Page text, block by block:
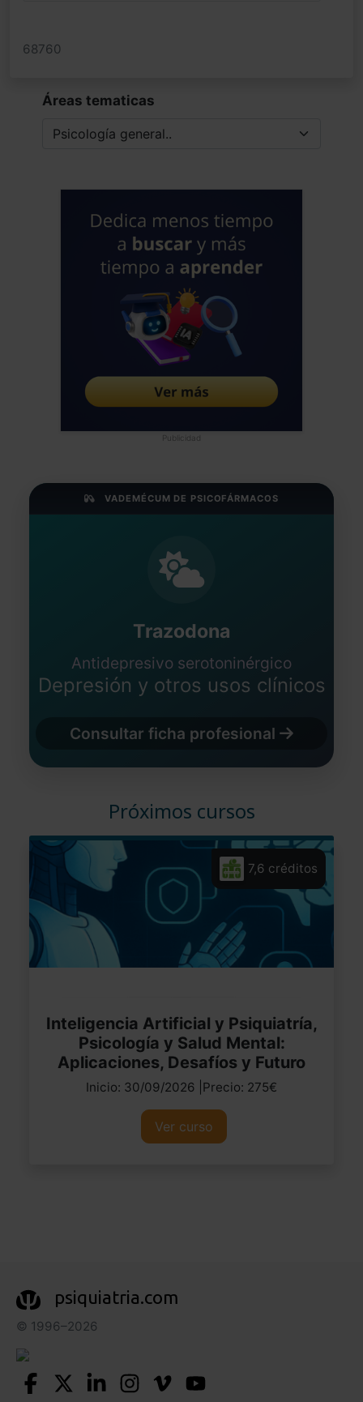
68760
Áreas tematicas
Publicidad
VADEMÉCUM DE PSICOFÁRMACOS
Trazodona
Antidepresivo serotoninérgico
Depresión y otros usos clínicos
Consultar ficha profesional
Próximos cursos
7,6 créditos
Inteligencia Artificial y Psiquiatría,
Psicología y Salud Mental:
Aplicaciones, Desafíos y Futuro
Inicio: 30/09/2026 |Precio: 275€
Ver curso
psiquiatria.com
© 1996–2026